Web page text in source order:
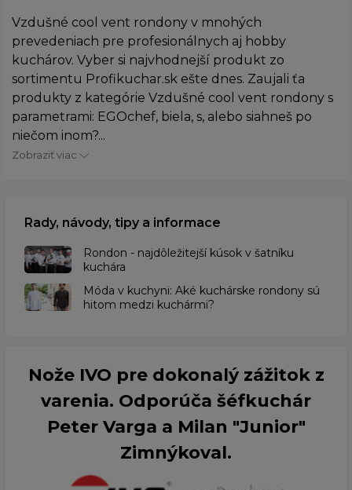
Vzdušné cool vent rondony v mnohých
prevedeniach pre profesionálnych aj hobby
kuchárov. Vyber si najvhodnejší produkt zo
sortimentu Profikuchar.sk ešte dnes. Zaujali ťa
produkty z kategórie Vzdušné cool vent rondony s
parametrami: EGOchef, biela, s, alebo siahneš po
niečom inom?...
Zobraziť viac
Rady, návody, tipy a informace
Rondon - najdôležitejší kúsok v šatníku
kuchára
​Móda v kuchyni: Aké kuchárske rondony sú
hitom medzi kuchármi?
Nože IVO pre dokonalý zážitok z
varenia. Odporúča šéfkuchár
Peter Varga a Milan "Junior"
Zimnýkoval.